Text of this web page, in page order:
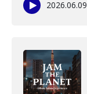
2026.06.09